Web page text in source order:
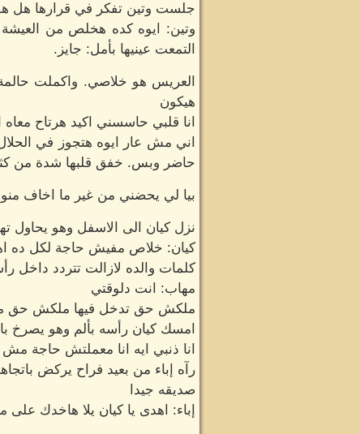
جلست وتين تفكر في قرارها هل
وتين: ايوه كده هخلص من
التمعت عينيها بأمل: جايز.
العريس هو خلاصي. واكملت
هيكون
انا قلبي حاسسني اكيد هرتاح معاه
اني مش عار ايوه هتجوز في
حاضر وبس. خفق قلبها شدة من
بيا لي يحضني من غير ما اخاف
نزل كيان الى الاسفل وهو يحاول
كيان: خلاص مفيش حاجة لكل ده
كلمات والده لازالت تتردد داخل
مهاب: انت دلوقتي
ملكش حق تدخل فيها ملكش
امسك كيان رأسه بألم وهو يصرخ
انا ذنبي ايه انا معملتش حاجة
رآه إباء من بعيد فراح يركض
صديقه جيدا
إباء: اهدى يا كيان يلا هاخدك